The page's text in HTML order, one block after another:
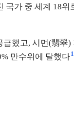
국가 중 세계 18위
했고, 시먼(翡翠
만수위에 달했다